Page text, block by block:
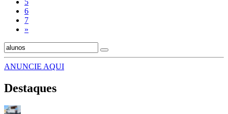
5
6
7
»
ANUNCIE AQUI
Destaques